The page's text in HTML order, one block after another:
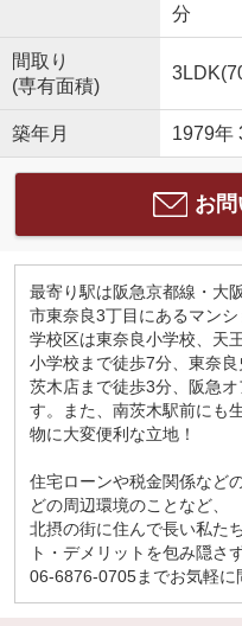
分
間取り
(専有面積)
築年月 1979年
お
最寄り駅は阪急京都線・大
市東奈良3丁目にあるマンシ
学校区は東奈良小学校、天
小学校まで徒歩7分、東奈
茨木店まで徒歩3分、阪急
す。また、南茨木駅前にも
物に大変便利な立地！
住宅ローンや税金関係など
どの周辺環境のことなど、
北摂の街に住んで長い私た
ト・デメリットを包み隠さ
06-6876-0705までお気軽に